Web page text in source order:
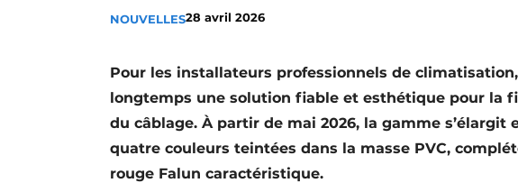
S’inscrire à l’événement
Termes et conditions
Video’s
NOUVELLES28 avril 2026
Pour les installateurs professionnels de
longtemps une solution fiable et esthétique pour la
du câblage. À partir de mai 2026, la gamme s’élargit
quatre couleurs teintées dans la masse PVC,
rouge Falun caractéristique.